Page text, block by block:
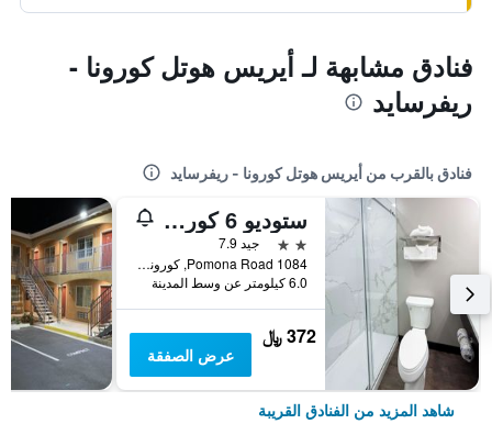
فنادق مشابهة لـ أيريس هوتل كورونا -
ريفرسايد
فنادق بالقرب من أيريس هوتل كورونا - ريفرسايد
ستوديو 6 كورونث، كاليفورنيا- ويست
2 نجمتين
جيد 7.9
1084 Pomona Road, كورونا (كاليفورنيا), CA, الولايات المتحدة الأميريكية
6.0 كيلومتر عن وسط المدينة
372 ﷼
عرض الصفقة
شاهد المزيد من الفنادق القريبة